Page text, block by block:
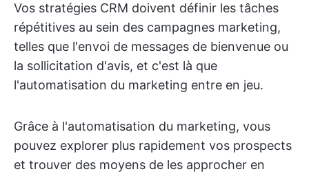
Vos stratégies CRM doivent définir les tâches
répétitives au sein des campagnes marketing,
telles que l'envoi de messages de bienvenue ou
la sollicitation d'avis, et c'est là que
l'automatisation du marketing entre en jeu.
Grâce à l'automatisation du marketing, vous
pouvez explorer plus rapidement vos prospects
et trouver des moyens de les approcher en